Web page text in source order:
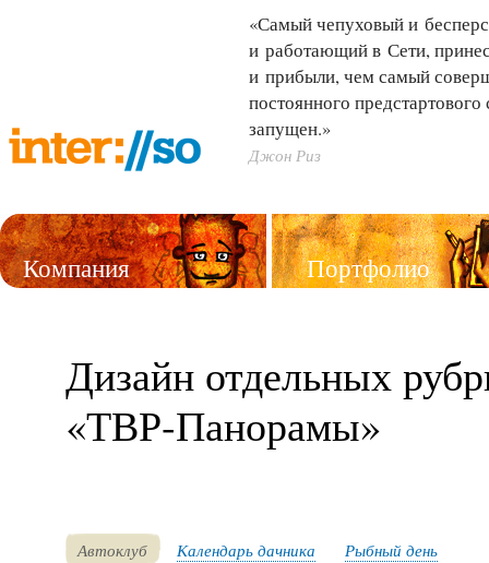
«Самый чепуховый и
и работающий в Сети,
и прибыли, чем самый
постоянного
запущен.»
Джон Риз
Компания Портфолио
Дизайн отдельных
«ТВР-Панорамы»
Автоклуб Календарь дачника Рыбный день